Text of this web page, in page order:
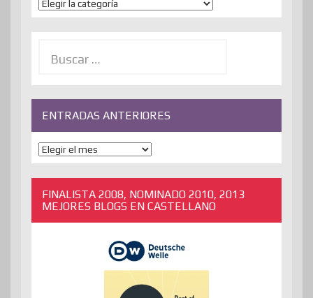
Temas
ENTRADAS ANTERIORES
ENTRADAS
ANTERIORES
FINALISTA 2008, NOMINADO 2010, 2013
MEJORES BLOGS EN CASTELLANO